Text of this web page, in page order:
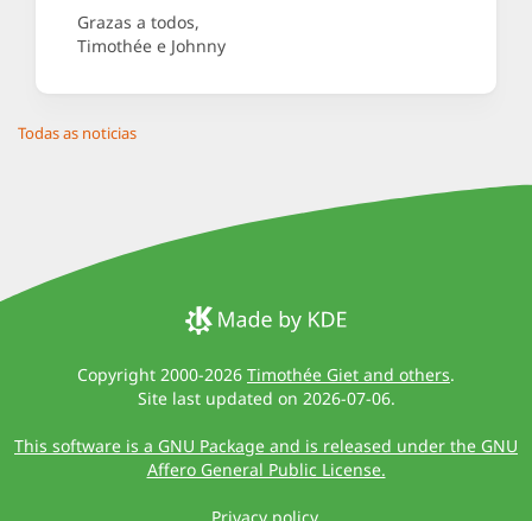
Grazas a todos,
Timothée e Johnny
Todas as noticias
Copyright 2000-2026 Timothée Giet and others.
Site last updated on 2026-07-06.
This software is a GNU Package and is released under the GNU
Affero General Public License.
Privacy policy.